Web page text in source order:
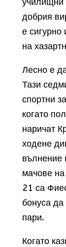
добрия
е
на
Лесно е
Тази
спортни
когато
наричат
ходене
вълнение
мачове
21 са
бонуса
пари.
Когато